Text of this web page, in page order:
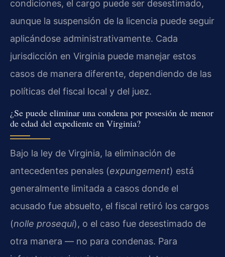
condiciones, el cargo puede ser desestimado,
aunque la suspensión de la licencia puede seguir
aplicándose administrativamente. Cada
jurisdicción en Virginia puede manejar estos
casos de manera diferente, dependiendo de las
políticas del fiscal local y del juez.
¿Se puede eliminar una condena por posesión de menor
de edad del expediente en Virginia?
Bajo la ley de Virginia, la eliminación de
antecedentes penales (expungement) está
generalmente limitada a casos donde el
acusado fue absuelto, el fiscal retiró los cargos
(nolle prosequi), o el caso fue desestimado de
otra manera — no para condenas. Para